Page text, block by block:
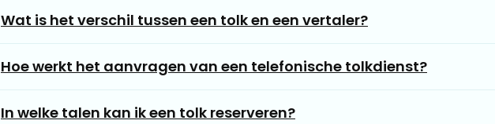
Wat is het verschil tussen een tolk en een vertaler?
Hoe werkt het aanvragen van een telefonische tolkdienst?
In welke talen kan ik een tolk reserveren?